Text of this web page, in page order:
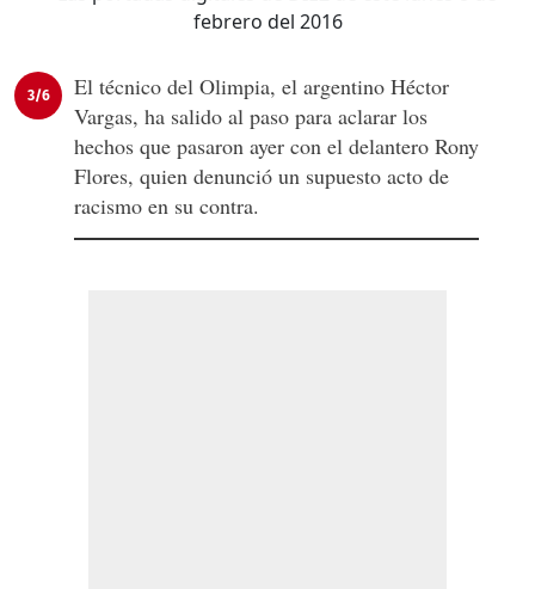
3/6
El técnico del Olimpia, el argentino Héctor
Vargas, ha salido al paso para aclarar los
hechos que pasaron ayer con el delantero Rony
Flores, quien denunció un supuesto acto de
racismo en su contra.